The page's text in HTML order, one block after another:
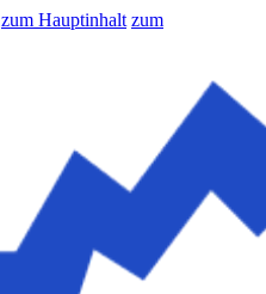
zum Hauptinhalt zum